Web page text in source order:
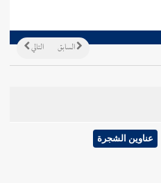
التالي السابق
عناوين الشجرة